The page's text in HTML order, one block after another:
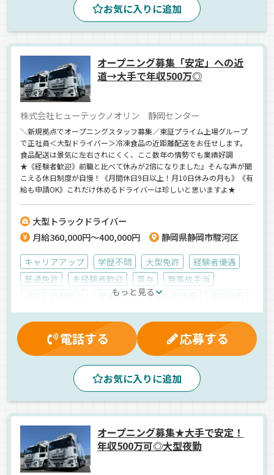
お気に入りに追加
オープニング募集「安定」への近
道→大手で年収500万◎
株式会社ヒューテックノオリン 静岡センター
＼新規拠点でオープニングスタッフ募集／東証プライム上場グループ
で正社員＜大型ドライバー＞冷凍食品の近距離配送をお任せします。
食品配送は景気に左右されにくく、ここ数年の情勢でも業績好調
★《経験者歓迎》前職と比べて休みが2倍になりました』そんな声が聞
こえる休日制度が自慢！《月間休日9日以上！月10日休みの月も》《有
給も申請OK》これだけ休めるドライバーは珍しいと思いますよ★
大型トラックドライバー
月給360,000円～400,000円
静岡県静岡市駿河区
キャリアアップ 学歴不問 大型免許
経験者優遇
普通免許
未経験者歓迎 賞与
無事故手当
健康保険 資格取得制度
昇給
退職金制度 社員登用制度
労災保険
家族手当
雇用保険 交通費支給
制服・作業着貸与
マイカー通勤可
厚生年金 再雇用制度 夕方
早朝 拠点多数 センター便
バックアイモニター装備
パレット輸送
カゴ車輸送
ドライブレコーダー
食品
冷蔵・冷凍車
正社員
もっと見る
電話する 応募する
お気に入りに追加
オープニング募集★大手で安定！
年収500万可◎大型夜勤